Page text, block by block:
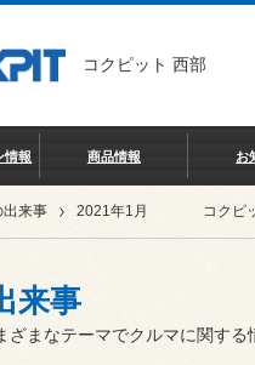
コクピット 西部
情報 商品情報 お
出来事 2021年1月 コクピ
来事
ざまなテーマでクルマに関する